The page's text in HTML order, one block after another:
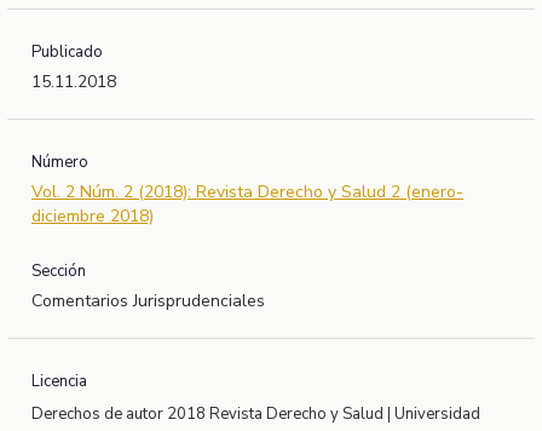
Publicado
15.11.2018
Número
Vol. 2 Núm. 2 (2018): Revista Derecho y Salud 2 (enero-
diciembre 2018)
Sección
Comentarios Jurisprudenciales
Licencia
Derechos de autor 2018 Revista Derecho y Salud | Universidad